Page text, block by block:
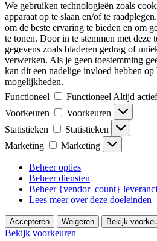
We gebruiken technologieën zoals
apparaat op te slaan en/of te
om de beste ervaring te bieden en om
te tonen. Door in te stemmen met deze
gegevens zoals bladeren gedrag of
verwerken. Als je geen toestemming
kan dit een nadelige invloed hebben op
mogelijkheden.
Functioneel
Functioneel Altijd
Voorkeuren
Voorkeuren
Statistieken
Statistieken
Marketing
Marketing
Beheer opties
Beheer diensten
Beheer {vendor_count}
Lees meer over deze doeleinden
Accepteren Weigeren Bekijk
Bekijk voorkeuren